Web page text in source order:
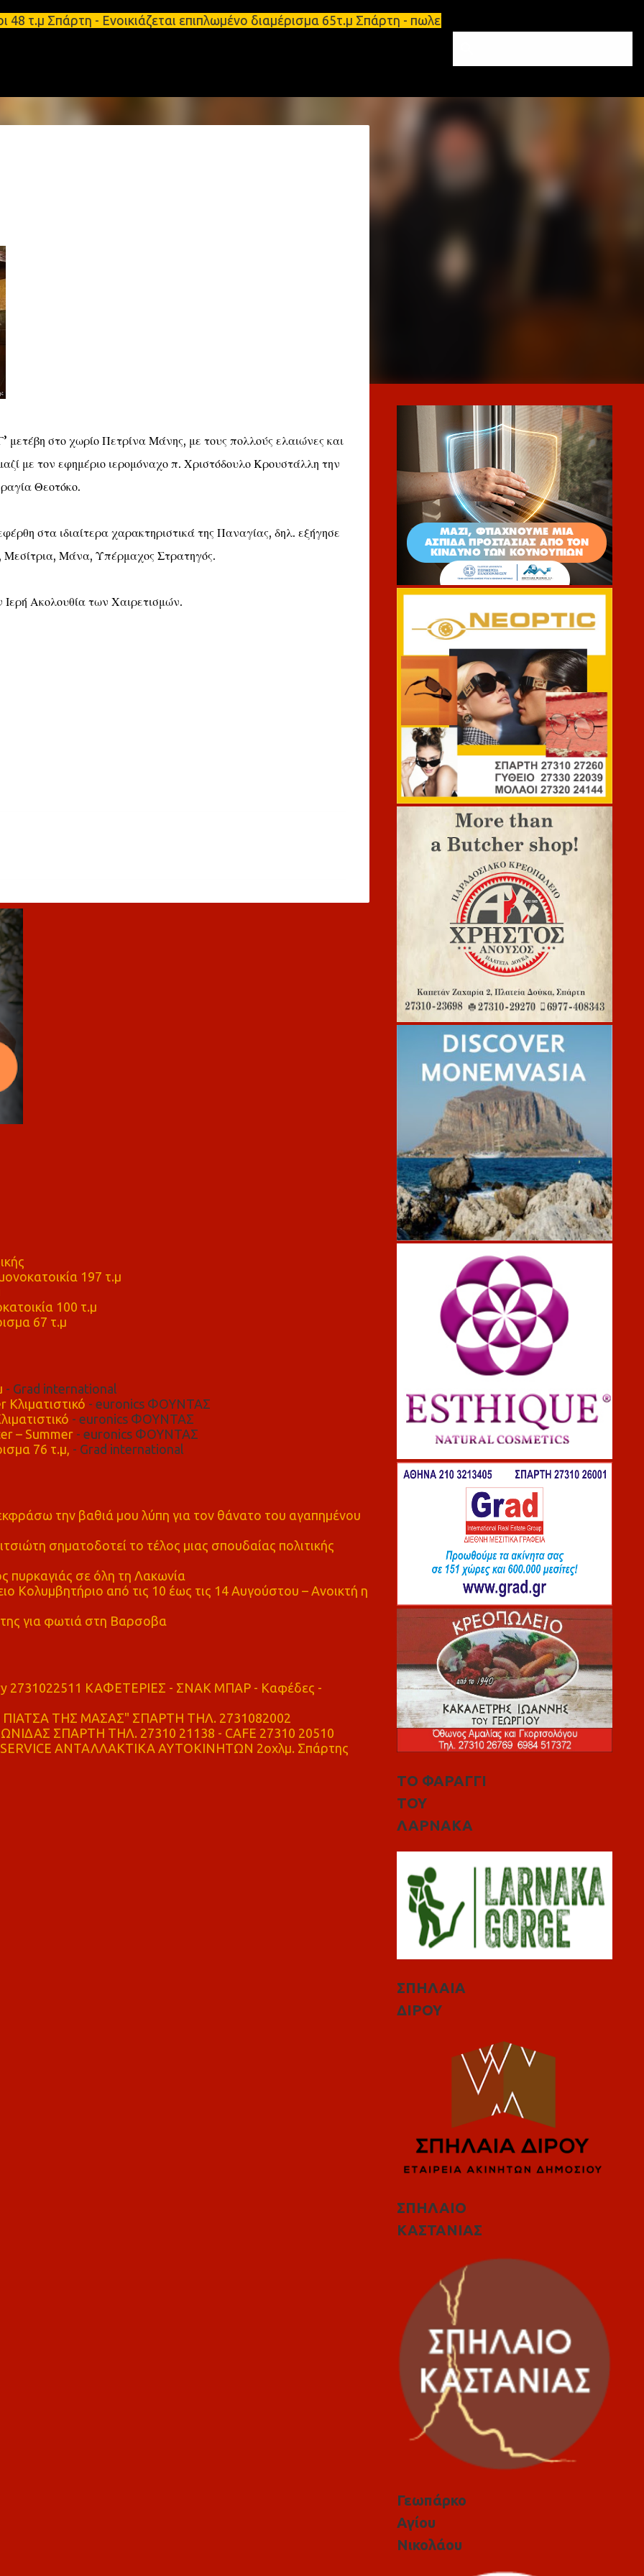
Μετάβαση στο κύριο περιεχόμενο
- Ενοικιάζεται επιπλωμένο διαμέρισμα 65τ.μ Σπάρτη - πωλείται τριάρι διαμέρισμα
στο χωρίο Πετρίνα Μάνης, με τους πολλούς ελαιώνες και
με τον εφημέριο ιερομόναχο π. Χριστόδουλο Κρουστάλλη την
Θεοτόκο.
στα ιδιαίτερα χαρακτηριστικά της Παναγίας, δηλ. εξήγησε
Μεσίτρια, Μάνα, Υπέρμαχος Στρατηγός.
Ιερή Ακολουθία των Χαιρετισμών.
197 τ.μ
100 τ.μ
67 τ.μ
- Grad international
- euronics ΦΟΥΝΤΑΣ
- euronics ΦΟΥΝΤΑΣ
– Summer- euronics ΦΟΥΝΤΑΣ
76 τ.μ, - Grad international
την βαθιά μου λύπη για τον θάνατο του αγαπημένου
σηματοδοτεί το τέλος μιας σπουδαίας πολιτικής
πυρκαγιάς σε όλη τη Λακωνία
Κολυμβητήριο από τις 10 έως τις 14 Αυγούστου – Ανοικτή η
για φωτιά στη Βαρσοβα
2731022511 ΚΑΦΕΤΕΡΙΕΣ - ΣΝΑΚ ΜΠΑΡ - Καφέδες -
ΤΗΣ ΜΑΣΑΣ" ΣΠΑΡΤΗ ΤΗΛ. 2731082002
ΣΠΑΡΤΗ ΤΗΛ. 27310 21138 - CAFE 27310 20510
ΑΝΤΑΛΛΑΚΤΙΚΑ ΑΥΤΟΚΙΝΗΤΩΝ 2οχλμ. Σπάρτης
ΤΟ ΦΑΡΑΓΓΙ
ΤΟΥ
ΛΑΡΝΑΚΑ
ΣΠΗΛΑΙΑ
ΔΙΡΟΥ
ΣΠΗΛΑΙΟ
ΚΑΣΤΑΝΙΑΣ
Γεωπάρκο
Αγίου
Νικολάου